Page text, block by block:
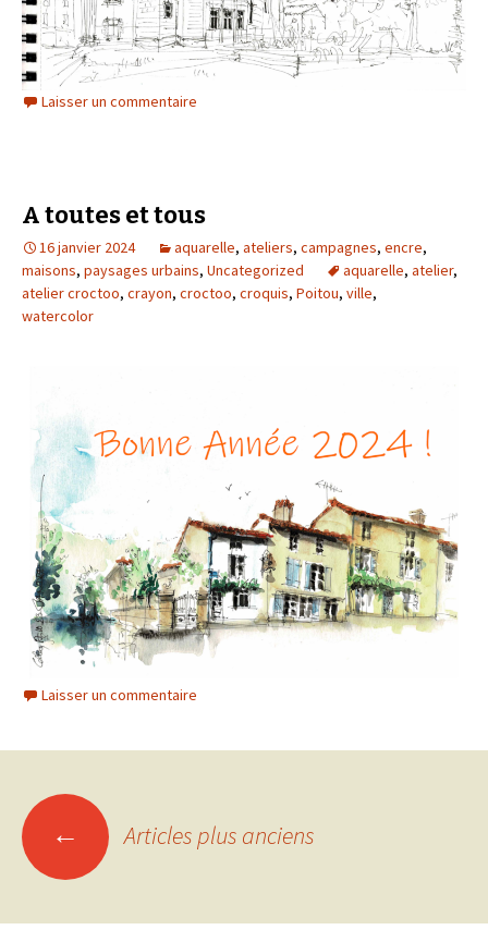
Laisser un commentaire
A toutes et tous
16 janvier 2024 aquarelle, ateliers, campagnes, encre,
maisons, paysages urbains, Uncategorized aquarelle, atelier,
atelier croctoo, crayon, croctoo, croquis, Poitou, ville,
watercolor
Laisser un commentaire
Navigation des
← Articles plus anciens